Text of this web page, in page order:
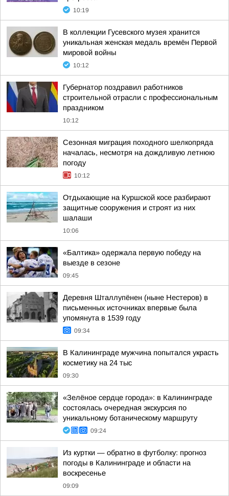
10:19
В коллекции Гусевского музея хранится
уникальная женская медаль времён Первой
мировой войны
10:12
Губернатор поздравил работников
строительной отрасли с профессиональным
праздником
10:12
Сезонная миграция походного шелкопряда
началась, несмотря на дождливую летнюю
погоду
10:12
Отдыхающие на Куршской косе разбирают
защитные сооружения и строят из них
шалаши
10:06
«Балтика» одержала первую победу на
выезде в сезоне
09:45
Деревня Шталлупёнен (ныне Нестеров) в
письменных источниках впервые была
упомянута в 1539 году
09:34
В Калининграде мужчина попытался украсть
косметику на 24 тыс
09:30
«Зелёное сердце города»: в Калининграде
состоялась очередная экскурсия по
уникальному ботаническому маршруту
09:24
Из куртки — обратно в футболку: прогноз
погоды в Калининграде и области на
воскресенье
09:09